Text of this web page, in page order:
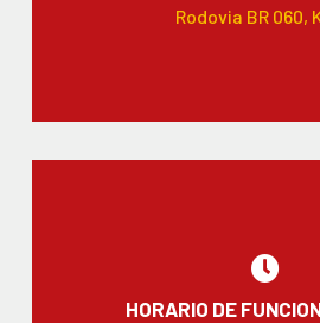
Rodovia BR 060,
HORARIO DE